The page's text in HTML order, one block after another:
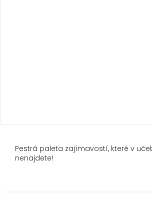
Pestrá paleta zajímavostí, které v
nenajdete!